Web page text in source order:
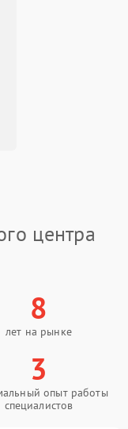
центра
8
лет на рынке
3
опыт работы
специалистов